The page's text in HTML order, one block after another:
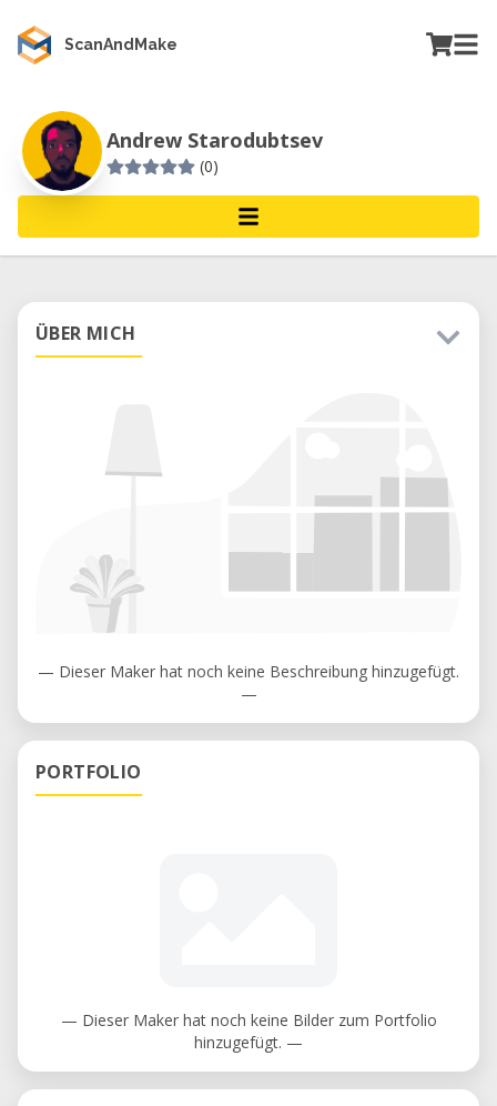
ScanAndMake
Andrew Starodubtsev
(0)
ÜBER MICH
— Dieser Maker hat noch keine Beschreibung hinzugefügt.
—
PORTFOLIO
— Dieser Maker hat noch keine Bilder zum Portfolio
hinzugefügt. —